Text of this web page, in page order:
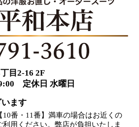
目2-16 2F
定休日 水曜日
ます
10番・11番】満車の場合はお近くの
利用ください。弊店が負担いたしま